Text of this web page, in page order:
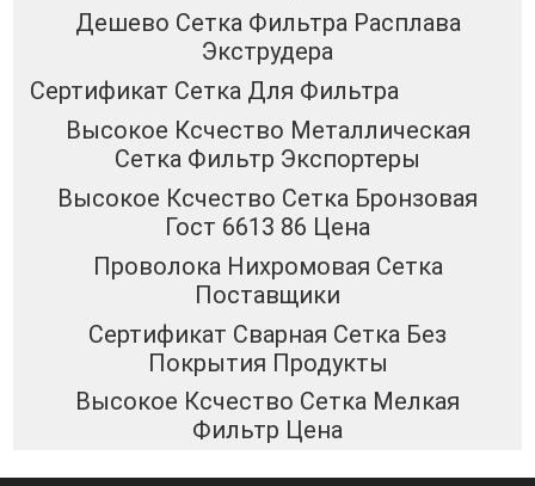
Дешево Сетка Фильтра Расплава
Экструдера
Сертификат Сетка Для Фильтра
Высокое Ксчество Металлическая
Сетка Фильтр Экспортеры
Высокое Ксчество Сетка Бронзовая
Гост 6613 86 Цена
Проволока Нихромовая Сетка
Поставщики
Сертификат Сварная Сетка Без
Покрытия Продукты
Высокое Ксчество Сетка Мелкая
Фильтр Цена